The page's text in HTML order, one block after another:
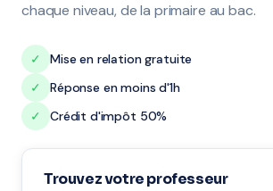
chaque niveau, de la primaire au bac.
✓
Mise en relation gratuite
✓
Réponse en moins d'1h
✓
Crédit d'impôt 50%
Trouvez votre professeur